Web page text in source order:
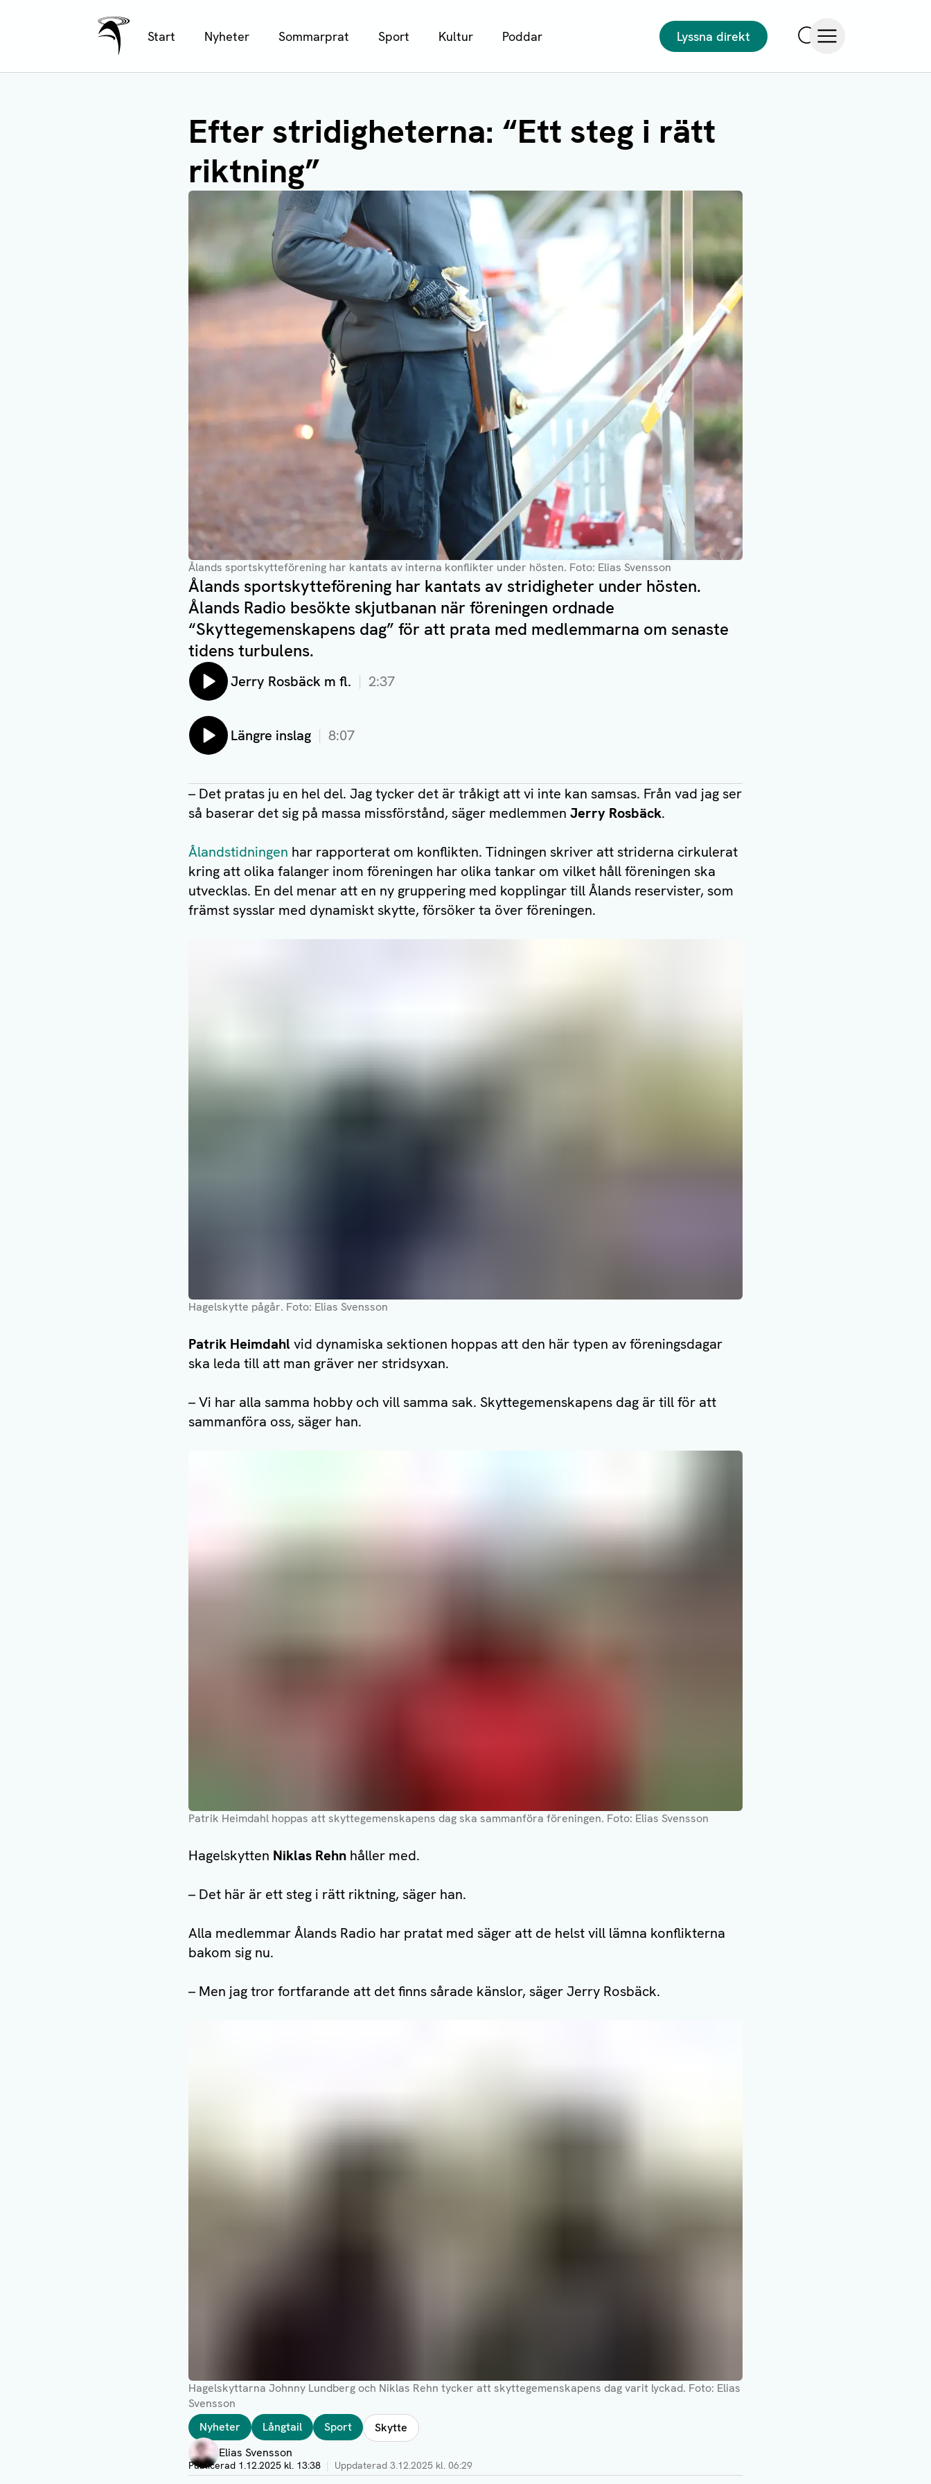
Ålands Radio & TV
Start Nyheter Sommarprat Sport Kultur Poddar
Lyssna direkt
Efter stridigheterna: “Ett steg i rätt
riktning”
Ålands sportskytteförening har kantats av interna konflikter under hösten. Foto: Elias Svensson
Ålands sportskytteförening har kantats av stridigheter under hösten.
Ålands Radio besökte skjutbanan när föreningen ordnade
“Skyttegemenskapens dag” för att prata med medlemmarna om senaste
tidens turbulens.
Lyssna på:
Jerry Rosbäck m fl. 2:37
Lyssna på:
Längre inslag 8:07
– Det pratas ju en hel del. Jag tycker det är tråkigt att vi inte kan samsas. Från vad jag ser
så baserar det sig på massa missförstånd, säger medlemmen Jerry Rosbäck.
Ålandstidningen har rapporterat om konflikten. Tidningen skriver att striderna cirkulerat
kring att olika falanger inom föreningen har olika tankar om vilket håll föreningen ska
utvecklas. En del menar att en ny gruppering med kopplingar till Ålands reservister, som
främst sysslar med dynamiskt skytte, försöker ta över föreningen.
Hagelskytte pågår. Foto: Elias Svensson
Patrik Heimdahl vid dynamiska sektionen hoppas att den här typen av föreningsdagar
ska leda till att man gräver ner stridsyxan.
– Vi har alla samma hobby och vill samma sak. Skyttegemenskapens dag är till för att
sammanföra oss, säger han.
Patrik Heimdahl hoppas att skyttegemenskapens dag ska sammanföra föreningen. Foto: Elias Svensson
Hagelskytten Niklas Rehn håller med.
– Det här är ett steg i rätt riktning, säger han.
Alla medlemmar Ålands Radio har pratat med säger att de helst vill lämna konflikterna
bakom sig nu.
– Men jag tror fortfarande att det finns sårade känslor, säger Jerry Rosbäck.
Hagelskyttarna Johnny Lundberg och Niklas Rehn tycker att skyttegemenskapens dag varit lyckad. Foto: Elias
Svensson
TaggarNyheter Långtail Sport Skytte
Författare
Elias Svensson
Publicerad 1.12.2025 kl. 13:38 Uppdaterad 3.12.2025 kl. 06:29